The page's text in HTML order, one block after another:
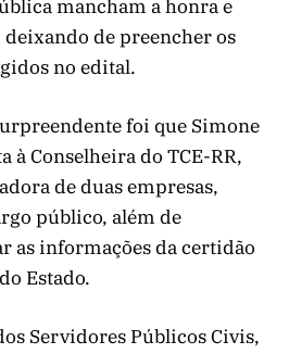
mancham a honra e
de preencher os
no edital.
foi que Simone
à Conselheira do TCE-RR,
de duas empresas,
público, além de
as informações da certidão
Estado.
Servidores Públicos Civis,